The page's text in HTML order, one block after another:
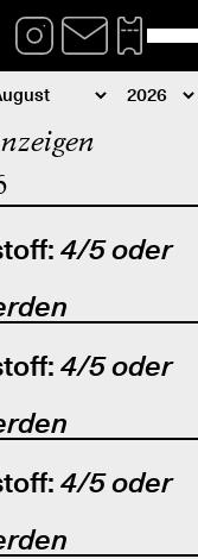
4/5 oder
4/5 oder
4/5 oder